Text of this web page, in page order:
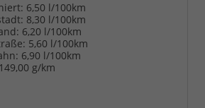
6,50 l/100km
8,30 l/100km
6,20 l/100km
5,60 l/100km
6,90 l/100km
149,00 g/km